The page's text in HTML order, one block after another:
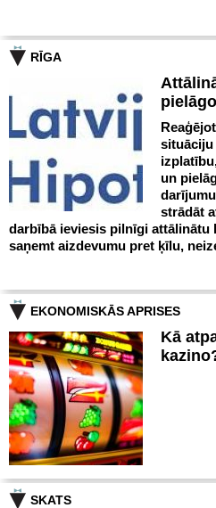
RĪGA
situāciju
un
strādāt
darbībā ieviesis pilnīgi attālinātu
saņemt aizdevumu pret ķīlu,
EKONOMISKĀS APRISES
Kā
SKATS